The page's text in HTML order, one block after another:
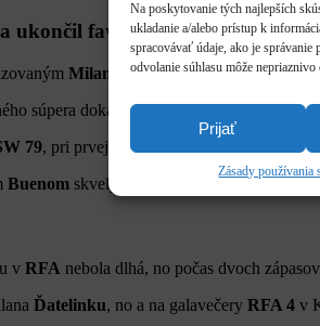
Na poskytovanie tých najlepších
ukladanie a/alebo prístup k
spracovávať údaje, ako je správanie
odvolanie súhlasu môže
Prijať
Zásady používania
ukončil favorita
Milanom Ďatelinkomdostal do
súpera dokázal ukončiť.
79, pri prvej návšteve poľskej organizácie
Buenom skvelý taktický výkon a zvíťazil
v RFA nebola dlhá, no počas dvoch
Ďatelinku, no a na galavečery RFA 4 v